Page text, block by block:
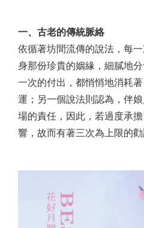
一、古老的傳統脈絡
依循著坊間流傳的說法，每
身那份珍貴的姻緣，細膩地
一次的付出，都悄悄地消耗
運；另一個說法則認為，伴
場的責任，因此，若過度承
響，故而有著三次為上限的勸